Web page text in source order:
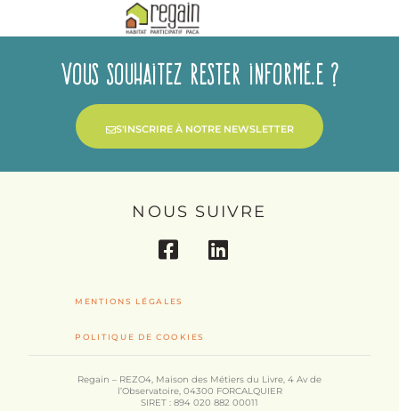
Vous souhaitez rester informé.e ?
S'INSCRIRE À NOTRE NEWSLETTER
NOUS SUIVRE
MENTIONS LÉGALES
POLITIQUE DE COOKIES
Regain – REZO4, Maison des Métiers du Livre, 4 Av de
l’Observatoire, 04300 FORCALQUIER
SIRET : 894 020 882 00011